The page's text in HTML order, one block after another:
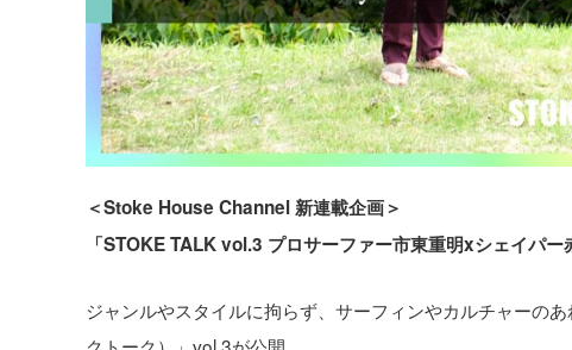
＜Stoke House Channel 新連載企画＞
「STOKE TALK vol.3 プロサーファー市東重明xシェイパー
ジャンルやスタイルに拘らず、サーフィンやカルチャーの
クトーク）」vol.3が公開。